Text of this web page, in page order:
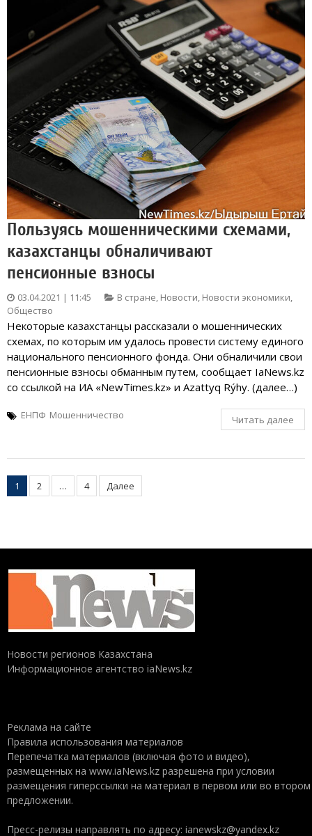
Пользуясь мошенническими схемами,
казахстанцы обналичивают
пенсионные взносы
03.04.2021 | 11:45 В стране, Новости, Новости экономики,
Общество
Некоторые казахстанцы рассказали о мошеннических
схемах, по которым им удалось провести систему единого
национального пенсионного фонда. Они обналичили свои
пенсионные взносы обманным путем, сообщает IaNews.kz
со ссылкой на ИА «NewTimes.kz» и Azattyq Rýhy. (далее…)
ЕНПФ Мошенничество Читать далее
Пагинация
1 2 … 4 Далее
Новости регионов Казахстана
Информационное агентство iaNews.kz
Реклама на сайте
Правила использования материалов
Перепечатка материалов (включая фото и видео),
размещенных на www.iaNews.kz разрешена при условии
размещения гиперссылки на материал в первом или во втором
предложении.
Пресс-релизы направлять по адресу: ianewskz@yandex.kz